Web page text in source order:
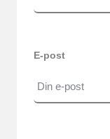
E-post